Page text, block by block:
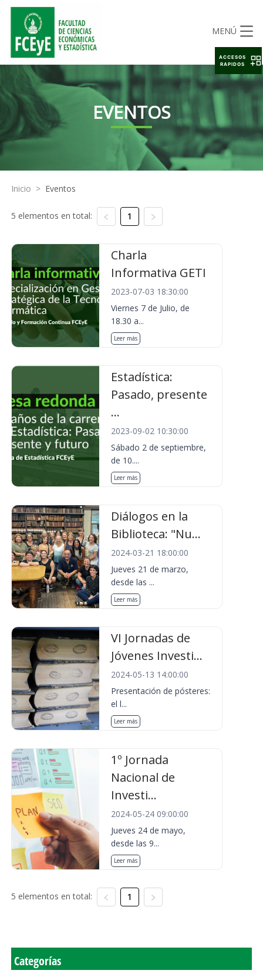
MENÚ
EVENTOS
Inicio > Eventos
5 elementos en total: 1
Charla
Informativa GETI
2023-07-03 18:30:00
Viernes 7 de Julio, de
18.30 a...
Leer más
Estadística:
Pasado, presente
...
2023-09-02 10:30:00
Sábado 2 de septiembre,
de 10....
Leer más
Diálogos en la
Biblioteca: "Nu...
2024-03-21 18:00:00
Jueves 21 de marzo,
desde las ...
Leer más
VI Jornadas de
Jóvenes Investi...
2024-05-13 14:00:00
Presentación de pósteres:
el l...
Leer más
1º Jornada
Nacional de
Investi...
2024-05-24 09:00:00
Jueves 24 de mayo,
desde las 9...
Leer más
5 elementos en total: 1
Categorías
ACCESOS
RAPIDOS